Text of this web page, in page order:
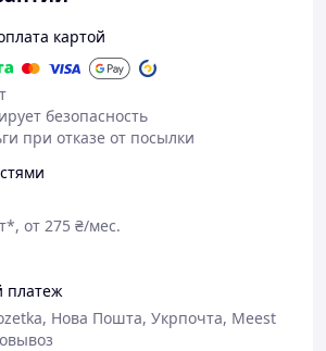
навантаження: до 135 кг
вигляді: 12 х 8 х 8 см
картой
безопасность
при отказе от посылки
от 275 ₴/мес.
платеж
Нова Пошта, Укрпочта, Meest